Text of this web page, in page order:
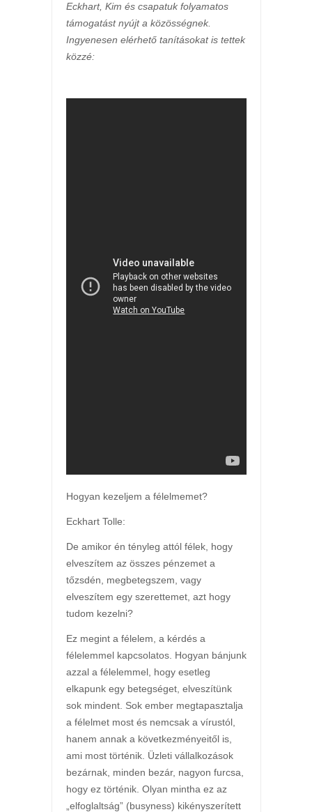
Eckhart, Kim és csapatuk folyamatos
támogatást nyújt a közösségnek.
Ingyenesen elérhető tanításokat is tettek
közzé:
Hogyan kezeljem a félelmemet?
Eckhart Tolle:
De amikor én tényleg attól félek, hogy
elveszítem az összes pénzemet a
tőzsdén, megbetegszem, vagy
elveszítem egy szerettemet, azt hogy
tudom kezelni?
Ez megint a félelem, a kérdés a
félelemmel kapcsolatos. Hogyan bánjunk
azzal a félelemmel, hogy esetleg
elkapunk egy betegséget, elveszítünk
sok mindent. Sok ember megtapasztalja
a félelmet most és nemcsak a vírustól,
hanem annak a következményeitől is,
ami most történik. Üzleti vállalkozások
bezárnak, minden bezár, nagyon furcsa,
hogy ez történik. Olyan mintha ez az
„elfoglaltság” (busyness) kikényszerített